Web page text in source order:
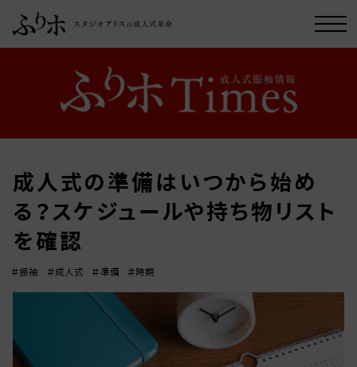
成人式の準備はいつから始め
る？スケジュールや持ち物リスト
を確認
＃振袖 ＃成人式 ＃準備 ＃時期